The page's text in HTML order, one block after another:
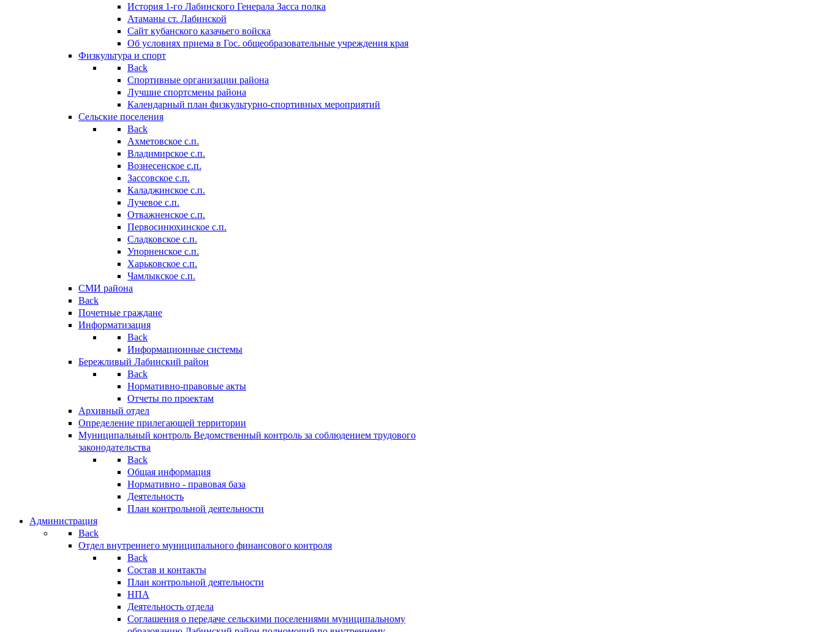
История 1-го Лабинского Генерала Засса полка
Атаманы ст. Лабинской
Cайт кубанского казачьего войска
Об условиях приема в Гос. общеобразовательные учреждения края
Физкультура и спорт
Back
Спортивные организации района
Лучшие спортсмены района
Календарный план физкультурно-спортивных мероприятий
Сельские поселения
Back
Ахметовское с.п.
Владимирское с.п.
Вознесенское с.п.
Зассовское с.п.
Каладжинское с.п.
Лучевое с.п.
Отважненское с.п.
Первосинюхинское с.п.
Сладковское с.п.
Упорненское с.п.
Харьковское с.п.
Чамлыкское с.п.
СМИ района
Back
Почетные граждане
Информатизация
Back
Информационные системы
Бережливый Лабинский район
Back
Нормативно-правовые акты
Отчеты по проектам
Архивный отдел
Определение прилегающей территории
Муниципальный контроль Ведомственный контроль за соблюдением трудового
законодательства
Back
Общая информация
Нормативно - правовая база
Деятельность
План контрольной деятельности
Администрация
Back
Отдел внутреннего муниципального финансового контроля
Back
Состав и контакты
План контрольной деятельности
НПА
Деятельность отдела
Соглашения о передаче сельскими поселениями муниципальному